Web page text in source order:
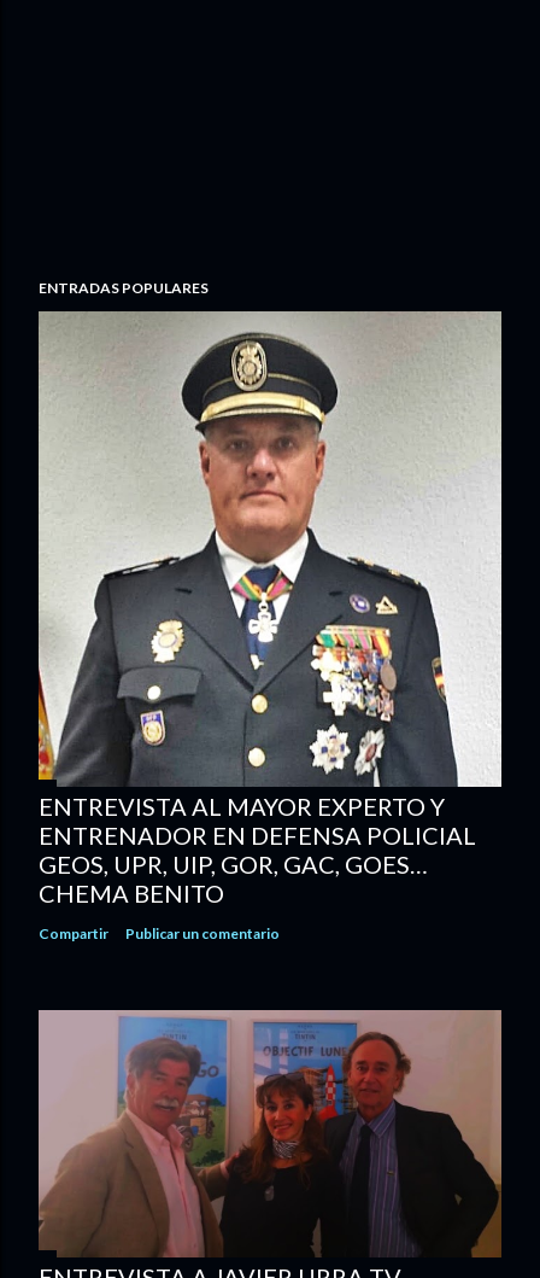
ENTRADAS POPULARES
ENTREVISTA AL MAYOR EXPERTO Y
ENTRENADOR EN DEFENSA POLICIAL
GEOS, UPR, UIP, GOR, GAC, GOES…
CHEMA BENITO
Compartir Publicar un comentario